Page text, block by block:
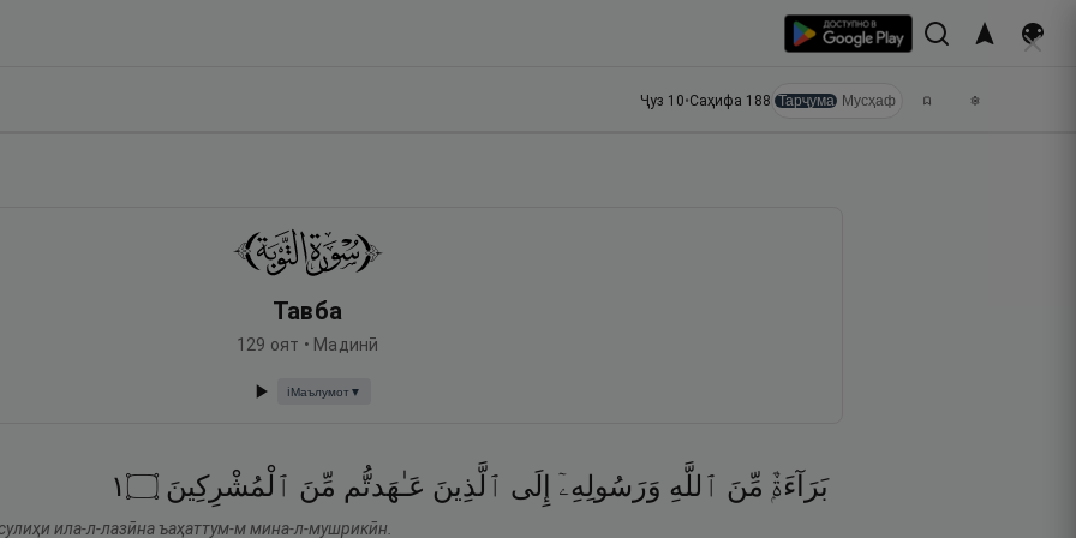
Ҷуз 10•Саҳифа 188 Тарҷума Мусҳаф
Тавба
129 оят • Мадинӣ
ℹ️Маълумот▼
بَرَآءَةٌۭ مِّنَ ٱللَّهِ وَرَسُولِهِۦٓ إِلَى ٱلَّذِينَ عَـٰهَدتُّم مِّنَ ٱلْمُشْرِكِينَ ۝١
ила-л-лазӣна ъаҳаттум-м мина-л-мушрикӣн.